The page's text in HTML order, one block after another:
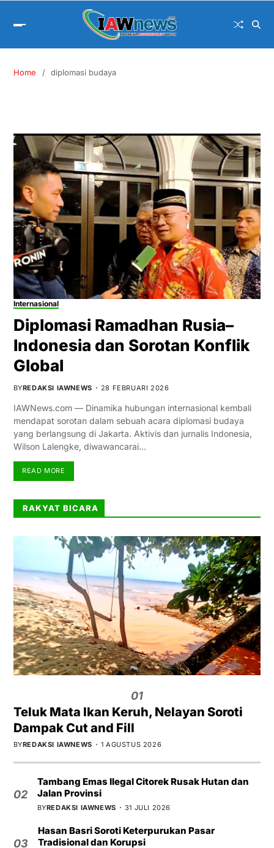
Home diplomasi budaya
Internasional
Diplomasi Ramadhan Rusia–
Indonesia dan Sorotan Konflik
Global
BYREDAKSI IAWNEWS 28 FEBRUARI 2026
IAWNews.com — Dinamika hubungan internasional kembali
mendapat sorotan dalam sebuah acara diplomasi budaya
yang berlangsung di Jakarta. Aktivis dan jurnalis Indonesia,
Wilson Lalengke, diwawancarai…
READ MORE
RAKYAT BICARA
01
Teluk Mata Ikan Keruh, Nelayan Soroti
Dampak Cut and Fill
BYREDAKSI IAWNEWS 1 AGUSTUS 2026
02
Tambang Emas Ilegal Citorek Rusak Hutan dan
Jalan Provinsi
BYREDAKSI IAWNEWS 31 JULI 2026
03
Hasan Basri Soroti Keterpurukan Pasar
Tradisional dan Korupsi